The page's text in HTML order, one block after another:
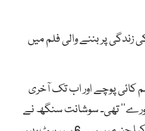
پر بننے والی فلم میں
پوچے اور اب تک آخری
تھی۔ سوشانت سنگھ نے